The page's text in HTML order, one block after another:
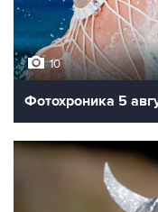
10
Фотохроника 5